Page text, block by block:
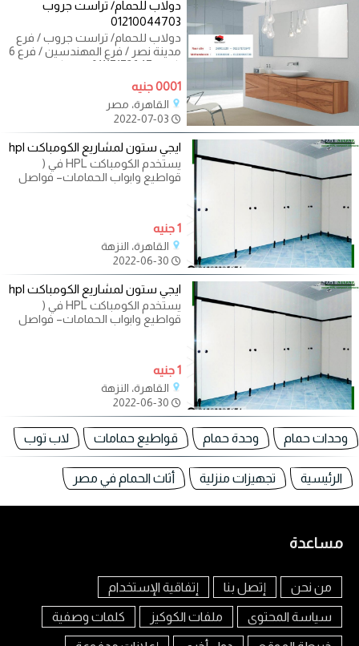
دولاب للحمام/ تراست جروب
01210044703
دولاب للحمام/ تراست جروب / فرع
مدينة نصر / فرع المهندسين / فرع 6
اكتوبر 01117172647 لازم يكون خيارك
0001 جنيه
القاهرة، مصر
ايجي ستون لمشاريع الكومباكت hpl
يستخدم الكومباكت HPL في (
قواطيع وابواب الحمامات– فواصل
1 جنيه
القاهرة، النزهة
ايجي ستون لمشاريع الكومباكت hpl
يستخدم الكومباكت HPL في (
قواطيع وابواب الحمامات– فواصل
1 جنيه
القاهرة، النزهة
وحدات حمام وحدة حمام قواطيع حمامات لاب توب
الرئيسية تجهيزات منزلية أثاث الحمام في مصر
مساعدة
من نحن إتصل بنا إتفاقية الإستخدام
سياسة المحتوى ملفات الكوكيز كلمات وصفية